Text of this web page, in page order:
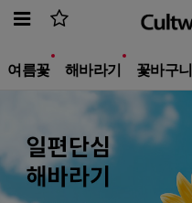
여름꽃 해바라기 꽃바구니